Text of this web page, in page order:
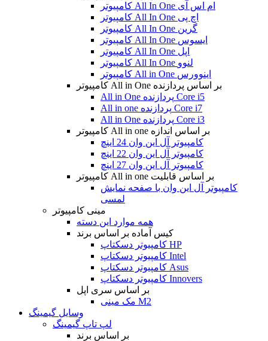
کامپیوتر All In One ام اس آی
کامپیوتر All In One اچ پی
کامپیوتر All In One گرین
کامپیوتر All In One ایسوس
کامپیوتر All In One اپل
کامپیوتر All In One لنوو
کامپیوتر All in One اینوورس
کامپیوتر All in One بر اساس پردازنده
All in One پردازنده Core i5
All in one پردازنده Core i7
All in One پردازنده Core i3
کامپیوتر All in one بر اساس اندازه
کامپیوتر آل این وان 24 اینچ
کامپیوتر آل این وان 22 اینچ
کامپیوتر آل این وان 27 اینچ
کامپیوتر All in one بر اساس قابلیت
کامپیوتر آل این وان با صفحه نمایش
لمسی
مینی کامپیوتر
همه موارد این دسته
کیس آماده بر اساس برند
کامپیوتر دسکتاپ HP
کامپیوتر دسکتاپ Intel
کامپیوتر دسکتاپ Asus
کامپیوتر دسکتاپ Innovers
بر اساس سری اپل
مک مینی M2
وسایل گیمینگ
لپ تاپ گیمینگ
بر اساس برند